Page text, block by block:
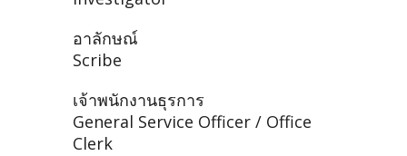
อาลักษณ์
Scribe
เจ้าพนักงานธุรการ
General Service Officer / Office
Clerk